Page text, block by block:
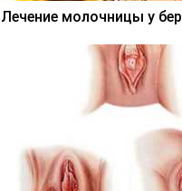
Лечение молочницы у